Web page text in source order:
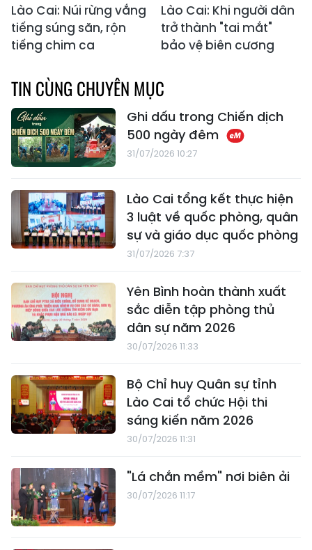
Lào Cai: Núi rừng vắng
tiếng súng săn, rộn
tiếng chim ca
Lào Cai: Khi người dân
trở thành "tai mắt"
bảo vệ biên cương
TIN CÙNG CHUYÊN MỤC
Ghi dấu trong Chiến dịch
500 ngày đêm
31/07/2026 10:27
Lào Cai tổng kết thực hiện
3 luật về quốc phòng, quân
sự và giáo dục quốc phòng
31/07/2026 7:37
Yên Bình hoàn thành xuất
sắc diễn tập phòng thủ
dân sự năm 2026
30/07/2026 11:33
Bộ Chỉ huy Quân sự tỉnh
Lào Cai tổ chức Hội thi
sáng kiến năm 2026
30/07/2026 11:31
"Lá chắn mềm" nơi biên ải
30/07/2026 11:17